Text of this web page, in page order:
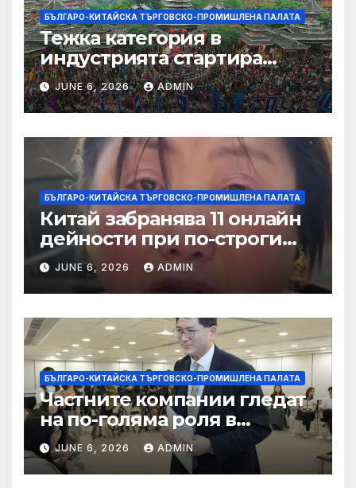
БЪЛГАРО-КИТАЙСКА ТЪРГОВСКО-ПРОМИШЛЕНА ПАЛАТА
Тежка категория в
индустрията стартира
алианс за космическа
слънчева енергия
JUNE 6, 2026 ADMIN
БЪЛГАРО-КИТАЙСКА ТЪРГОВСКО-ПРОМИШЛЕНА ПАЛАТА
Китай забранява 11 онлайн
дейности при по-строги
правила за ограничаване на
слуховете и
кибернасилниците
JUNE 6, 2026 ADMIN
БЪЛГАРО-КИТАЙСКА ТЪРГОВСКО-ПРОМИШЛЕНА ПАЛАТА
Частните компании гледат
на по-голяма роля в
стратегическата
енергетика
JUNE 6, 2026 ADMIN